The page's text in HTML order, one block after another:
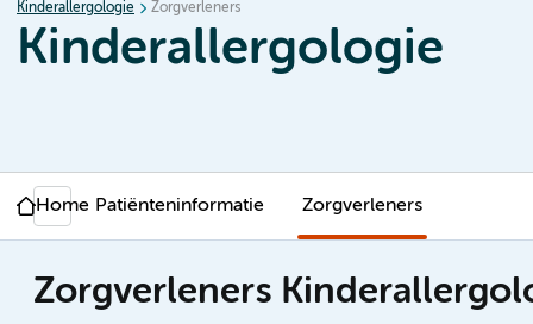
Kinderallergologie Zorgverleners
Kinderallergologie
Home Patiënteninformatie Zorgverleners
Zorgverleners